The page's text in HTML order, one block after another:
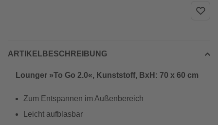
ARTIKELBESCHREIBUNG
Lounger »To Go 2.0«, Kunststoff, BxH: 70 x 60 cm
Zum Entspannen im Außenbereich
Leicht aufblasbar